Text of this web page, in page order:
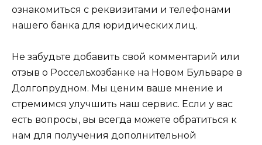
ознакомиться с реквизитами и телефонами
нашего банка для юридических лиц.
Не забудьте добавить свой комментарий или
отзыв о Россельхозбанке на Новом Бульваре в
Долгопрудном. Мы ценим ваше мнение и
стремимся улучшить наш сервис. Если у вас
есть вопросы, вы всегда можете обратиться к
нам для получения дополнительной